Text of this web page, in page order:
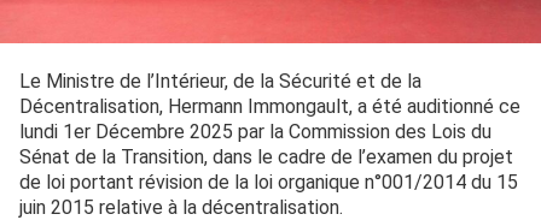
Le Ministre de l’Intérieur, de la Sécurité et de la
Décentralisation, Hermann Immongault, a été auditionné ce
lundi 1er Décembre 2025 par la Commission des Lois du
Sénat de la Transition, dans le cadre de l’examen du projet
de loi portant révision de la loi organique n°001/2014 du 15
juin 2015 relative à la décentralisation.